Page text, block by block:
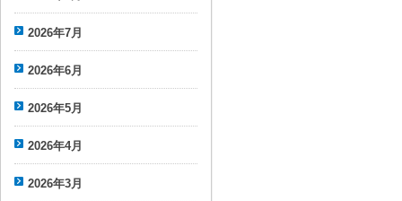
2026年7月
2026年6月
2026年5月
2026年4月
2026年3月